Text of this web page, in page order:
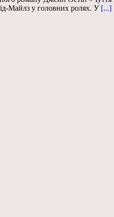
Майлз у головних ролях. У[...]